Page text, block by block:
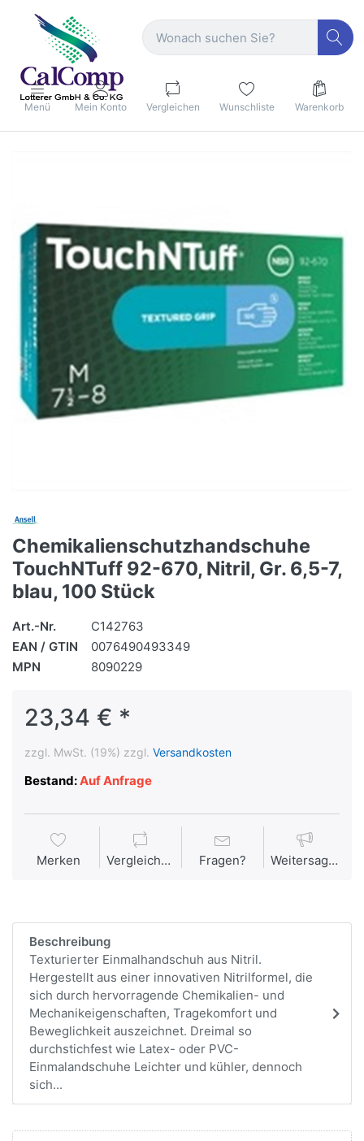
Menü Mein Konto Vergleichen Wunschliste Warenkorb
Chemikalienschutzhandschuhe
TouchNTuff 92-670, Nitril, Gr. 6,5-7,
blau, 100 Stück
Art.-Nr.
C142763
EAN / GTIN
0076490493349
MPN
8090229
23,34 € *
zzgl. MwSt. (19%) zzgl. Versandkosten
Bestand:Auf Anfrage
Merken Vergleichen Fragen? Weitersagen
Beschreibung
Texturierter Einmalhandschuh aus Nitril.
Hergestellt aus einer innovativen Nitrilformel, die
sich durch hervorragende Chemikalien- und
Mechanikeigenschaften, Tragekomfort und
Beweglichkeit auszeichnet. Dreimal so
durchstichfest wie Latex- oder PVC-
Einmalandschuhe Leichter und kühler, dennoch
sich...